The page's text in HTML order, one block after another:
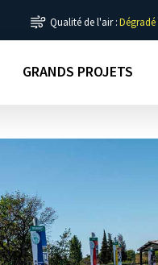
Qualité de l'air :Dégradé
GRANDS PROJETS